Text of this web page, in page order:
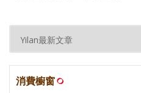
消費櫥窗